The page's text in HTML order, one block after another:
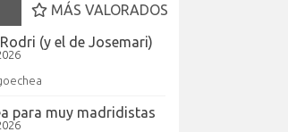
MÁS VALORADOS
(y el de Josemari)
para muy madridistas